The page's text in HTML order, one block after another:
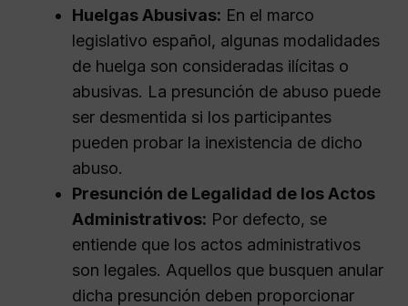
Huelgas Abusivas: En el marco
legislativo español, algunas modalidades
de huelga son consideradas ilícitas o
abusivas. La presunción de abuso puede
ser desmentida si los participantes
pueden probar la inexistencia de dicho
abuso.
Presunción de Legalidad de los Actos
Administrativos: Por defecto, se
entiende que los actos administrativos
son legales. Aquellos que busquen anular
dicha presunción deben proporcionar